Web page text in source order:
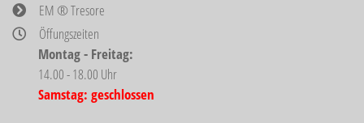
EM ® Tresore
Öffungszeiten
Montag - Freitag:
14.00 - 18.00 Uhr
Samstag: geschlossen